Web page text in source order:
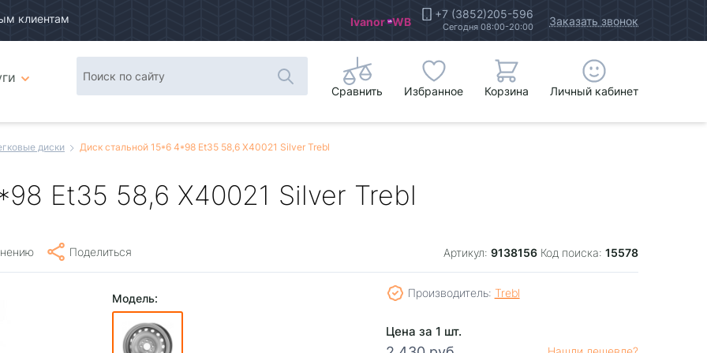
клиентам Ivanor WB +7 (3852)205-596
Сегодня 08:00-20:00 Заказать звонок
Сравнить Избранное Корзина Личный кабинет
диски Диск стальной 15*6 4*98 Et35 58,6 X40021 Silver Trebl
Et35 58,6 X40021 Silver Trebl
Поделиться Артикул: 9138156 Код поиска: 15578
Модель: Производитель: Trebl
Цена за 1 шт.